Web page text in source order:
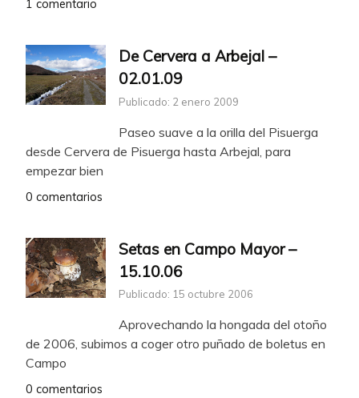
1 comentario
De Cervera a Arbejal –
02.01.09
Publicado: 2 enero 2009
Paseo suave a la orilla del Pisuerga
desde Cervera de Pisuerga hasta Arbejal, para
empezar bien
0 comentarios
Setas en Campo Mayor –
15.10.06
Publicado: 15 octubre 2006
Aprovechando la hongada del otoño
de 2006, subimos a coger otro puñado de boletus en
Campo
0 comentarios